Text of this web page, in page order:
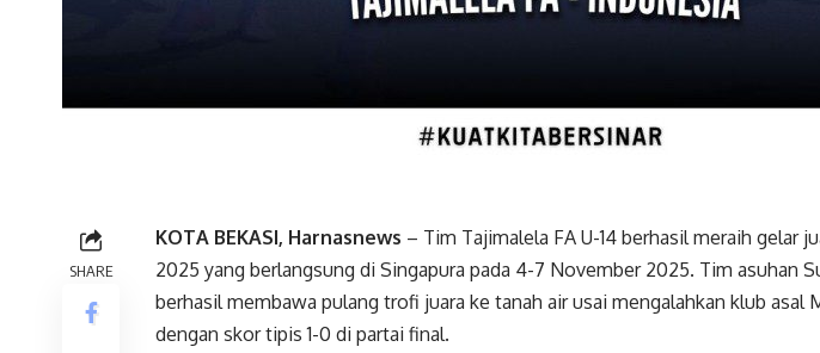
SHARE
KOTA BEKASI, Harnasnews – Tim Tajimalela FA U-14 berhasil meraih gelar
2025 yang berlangsung di Singapura pada 4-7 November 2025. Tim asuhan
berhasil membawa pulang trofi juara ke tanah air usai mengalahkan klub asal
dengan skor tipis 1-0 di partai final.